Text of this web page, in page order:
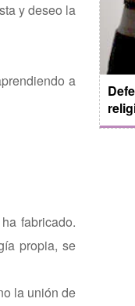
y deseo la
a
fabricado.
propia, se
la unión de